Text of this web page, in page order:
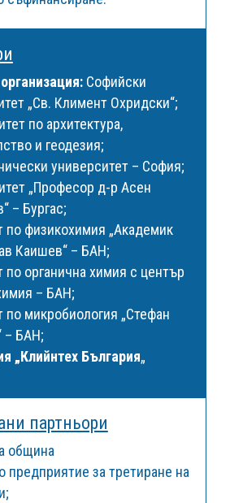
Софийски
„Св. Климент Охридски“;
по архитектура,
и геодезия;
университет – София;
„Професор д-р Асен
– Бургас;
по физикохимия „Академик
Каишев“ – БАН;
по органична химия с център
– БАН;
по микробиология „Стефан
– БАН;
„Клийнтех България„
партньори
община
предприятие за третиране на